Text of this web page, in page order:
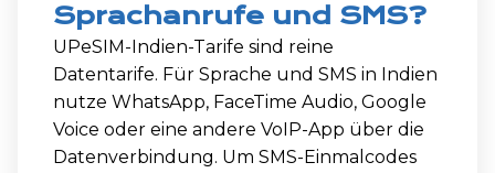
Sprachanrufe und SMS?
UPeSIM-Indien-Tarife sind reine
Datentarife. Für Sprache und SMS in Indien
nutze WhatsApp, FaceTime Audio, Google
Voice oder eine andere VoIP-App über die
Datenverbindung. Um SMS-Einmalcodes